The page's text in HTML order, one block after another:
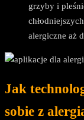
grzyby i
alergiczne aż
Jak
sobie z